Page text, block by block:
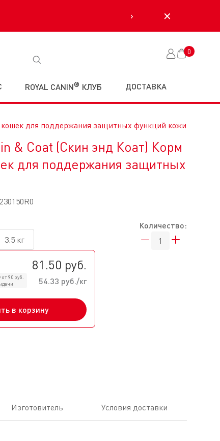
› ✕
Корзина
0
ROYAL CANIN® КЛУБ ДОСТАВКА
для поддержания защитных функций кожи
& Coat (Скин энд Коат) Корм
для поддержания защитных
3.5 кг
Количество:
90 руб.
81.50 руб.
54.33 руб./кг
в корзину
Изготовитель Условия доставки